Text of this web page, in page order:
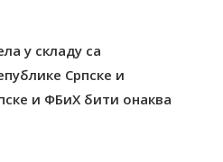
у складу са
Српске и
и ФБиХ бити онаква